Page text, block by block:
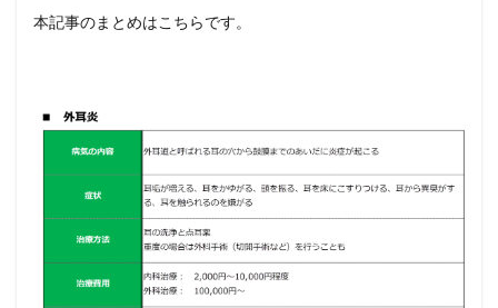
本記事のまとめはこちらです。